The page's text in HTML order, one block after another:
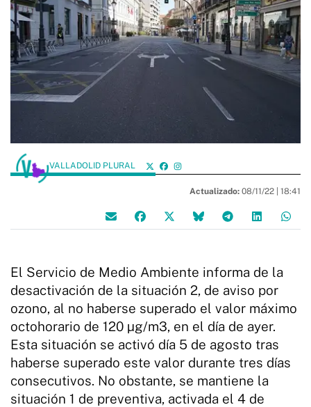
VALLADOLID PLURAL
Actualizado: 08/11/22 | 18:41
El Servicio de Medio Ambiente informa de la
desactivación de la situación 2, de aviso por
ozono, al no haberse superado el valor máximo
octohorario de 120 µg/m3, en el día de ayer.
Esta situación se activó día 5 de agosto tras
haberse superado este valor durante tres días
consecutivos. No obstante, se mantiene la
situación 1 de preventiva, activada el 4 de